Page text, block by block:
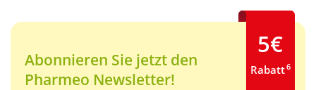
Abonnieren Sie jetzt den
Pharmeo Newsletter!
5€
Rabatt6